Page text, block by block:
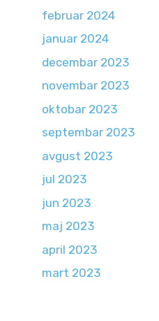
februar 2024
januar 2024
decembar 2023
novembar 2023
oktobar 2023
septembar 2023
avgust 2023
jul 2023
jun 2023
maj 2023
april 2023
mart 2023